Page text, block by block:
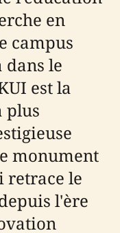
en
campus
dans le
est la
plus
monument
retrace le
l'ère